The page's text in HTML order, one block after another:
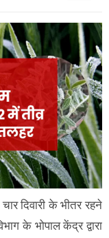
दिवारी के भीतर रहने
के भोपाल केंद्र द्वारा